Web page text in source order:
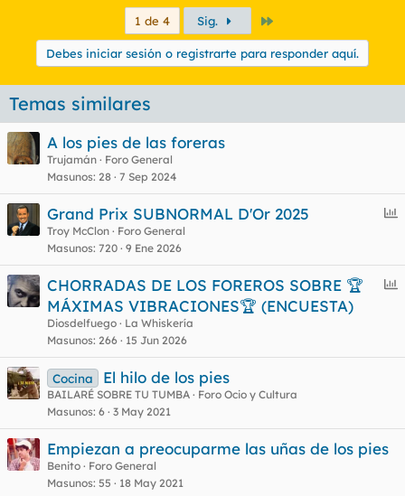
1 de 4 Sig.
Debes iniciar sesión o registrarte para responder aquí.
Temas similares
A los pies de las foreras
Trujamán
Foro General
Masunos 28 7 Sep 2024
E
u
e
Grand Prix SUBNORMAL D'Or 2025
Troy McClon
Foro General
Masunos 720 9 Ene 2026
E
e
CHORRADAS DE LOS FOREROS SOBRE 🏆
MÁXIMAS VIBRACIONES🏆 (ENCUESTA)
Diosdelfuego
La Whiskería
Masunos 266 15 Jun 2026
Cocina El hilo de los pies
BAILARÉ SOBRE TU TUMBA
Foro Ocio y Cultura
Masunos 6 3 May 2021
Empiezan a preocuparme las uñas de los pies
Benito
Foro General
Masunos 55 18 May 2021